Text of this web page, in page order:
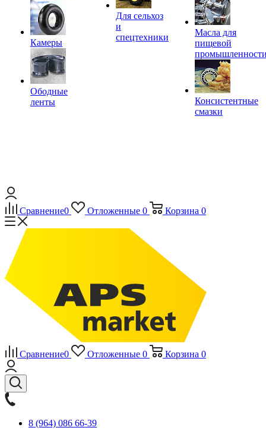
Камеры
Ободные
ленты
Для сельхоз
и
спецтехники
Масла для
пищевой
Консистентные
смазки
Сравнение0 Отложенные 0 Корзина 0
Сравнение0 Отложенные 0 Корзина 0
8 (964) 086 66-39